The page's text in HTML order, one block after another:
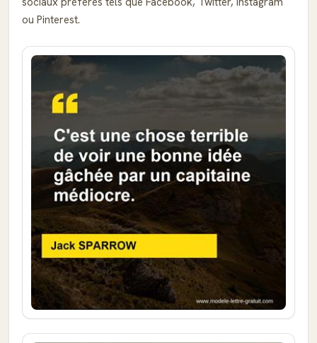
ou Pinterest.